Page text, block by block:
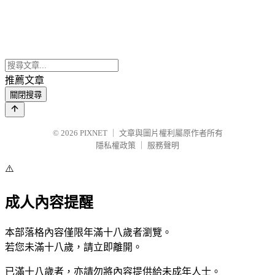
推薦文章
關閉搜尋
© 2026 PIXNET
文章與圖片權利屬原作者所有
隱私權政策
服務聲明
⚠️
成人內容提醒
本部落格內容僅限年滿十八歲者瀏覽。
若您未滿十八歲，請立即離開。
已滿十八歲者，亦請勿將內容提供給未成年人士。